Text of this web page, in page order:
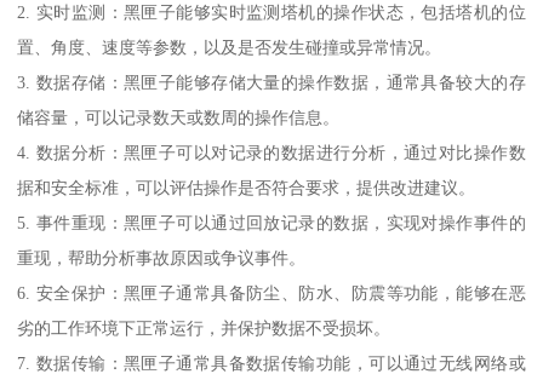
2. 实时监测：黑匣子能够实时监测塔机的操作状态，包括塔机的位
置、角度、速度等参数，以及是否发生碰撞或异常情况。
3. 数据存储：黑匣子能够存储大量的操作数据，通常具备较大的存
储容量，可以记录数天或数周的操作信息。
4. 数据分析：黑匣子可以对记录的数据进行分析，通过对比操作数
据和安全标准，可以评估操作是否符合要求，提供改进建议。
5. 事件重现：黑匣子可以通过回放记录的数据，实现对操作事件的
重现，帮助分析事故原因或争议事件。
6. 安全保护：黑匣子通常具备防尘、防水、防震等功能，能够在恶
劣的工作环境下正常运行，并保护数据不受损坏。
7. 数据传输：黑匣子通常具备数据传输功能，可以通过无线网络或